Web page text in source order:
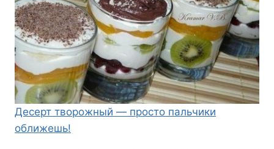
Десерт творожный — просто пальчики
оближешь!